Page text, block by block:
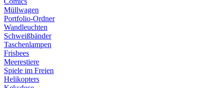
Müllwagen
Portfolio-Ordner
Wandleuchten
Schweißbänder
Taschenlampen
Frisbees
Meerestiere
Spiele im Freien
Helikopters